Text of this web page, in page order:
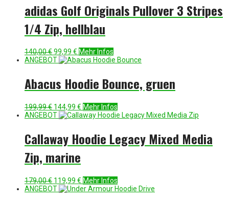
adidas Golf Originals Pullover 3 Stripes
1/4 Zip, hellblau
140,00€Ursprünglicher
Preis
99,99 € Aktueller
Preis
Mehr Infos
ANGEBOT
Abacus Hoodie Bounce, gruen
199,99€ Ursprünglicher
Preis
144,99 € Aktueller
Preis
Mehr Infos
ANGEBOT
Callaway Hoodie Legacy Mixed Media
Zip, marine
179,00€ Ursprünglicher
Preis
119,99 € Aktueller
Preis
Mehr Infos
ANGEBOT